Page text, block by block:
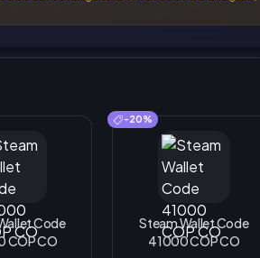
Code
COP CO
-20%
Steam Wallet Code
41000 COP CO